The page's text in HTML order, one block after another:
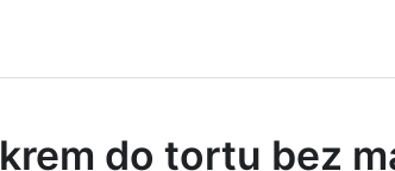
do tortu bez